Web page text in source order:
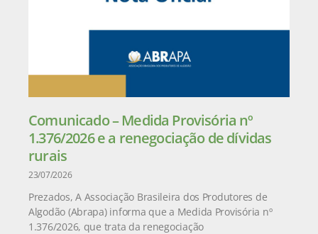
Comunicado – Medida Provisória nº
1.376/2026 e a renegociação de dívidas
rurais
23/07/2026
Prezados, A Associação Brasileira dos Produtores de
Algodão (Abrapa) informa que a Medida Provisória nº
1.376/2026, que trata da renegociação